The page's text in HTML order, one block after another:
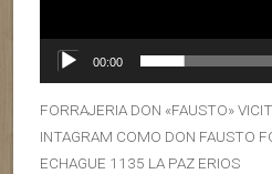
00:00
FORRAJERIA DON «FAUSTO»
INTAGRAM COMO DON FAUSTO
ECHAGUE 1135 LA PAZ ERIOS